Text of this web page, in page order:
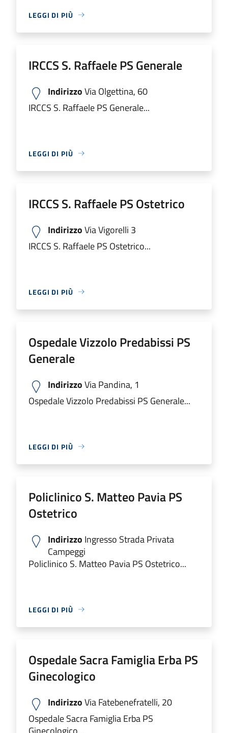
LEGGI DI PIÙ
IRCCS S. Raffaele PS Generale
IndirizzoVia Olgettina, 60
IRCCS S. Raffaele PS Generale...
LEGGI DI PIÙ
IRCCS S. Raffaele PS Ostetrico
IndirizzoVia Vigorelli 3
IRCCS S. Raffaele PS Ostetrico...
LEGGI DI PIÙ
Ospedale Vizzolo Predabissi PS
Generale
IndirizzoVia Pandina, 1
Ospedale Vizzolo Predabissi PS Generale...
LEGGI DI PIÙ
Policlinico S. Matteo Pavia PS
Ostetrico
Indirizzo Ingresso Strada Privata
Campeggi
Policlinico S. Matteo Pavia PS Ostetrico...
LEGGI DI PIÙ
Ospedale Sacra Famiglia Erba PS
Ginecologico
IndirizzoVia Fatebenefratelli, 20
Ospedale Sacra Famiglia Erba PS